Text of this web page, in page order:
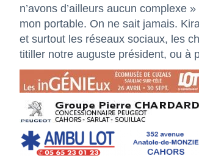
n’avons d’ailleurs aucun complexe
mon portable. On ne sait jamais.
et surtout les réseaux sociaux, les
titiller notre auguste président, ou